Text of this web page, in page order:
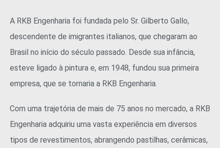
A RKB Engenharia foi fundada pelo Sr. Gilberto Gallo,
descendente de imigrantes italianos, que chegaram ao
Brasil no início do século passado. Desde sua infância,
esteve ligado à pintura e, em 1948, fundou sua primeira
empresa, que se tornaria a RKB Engenharia.
Com uma trajetória de mais de 75 anos no mercado, a RKB
Engenharia adquiriu uma vasta experiência em diversos
tipos de revestimentos, abrangendo pastilhas, cerâmicas,